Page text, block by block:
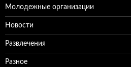
Молодежные организации
Новости
Развлечения
Разное